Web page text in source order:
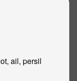
ail, persil